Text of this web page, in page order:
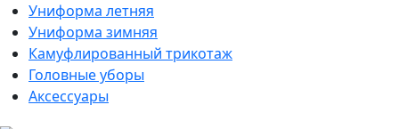
Униформа летняя
Униформа зимняя
Камуфлированный трикотаж
Головные уборы
Аксессуары